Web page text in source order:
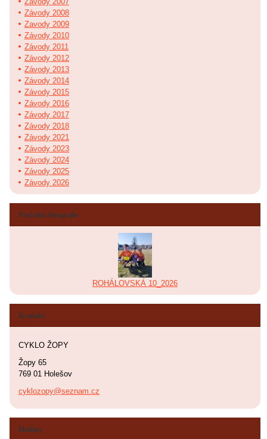
Závody 2008
Zavody 2009
Závody 2010
Závody 2011
Závody 2012
Závody 2013
Závody 2014
Závody 2015
Závody 2016
Závody 2017
Závody 2018
Závody 2021
Závody 2023
Závody 2024
Závody 2025
Závody 2026
Poslední fotografie
ROHÁLOVSKÁ 10_2026
Kontakt
CYKLO ŽOPY
Žopy 65
769 01 Holešov
cyklozopy@seznam.cz
Hodiny